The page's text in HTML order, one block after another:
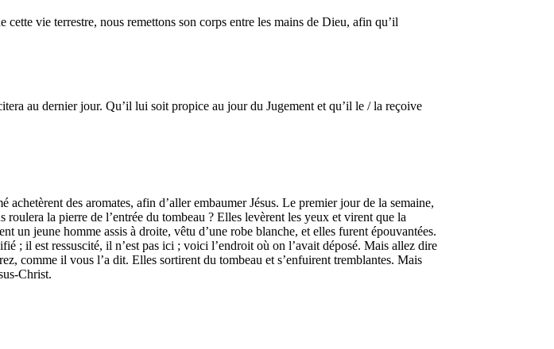
vie terrestre, nous remettons son corps entre les mains de Dieu, afin qu’il
au dernier jour. Qu’il lui soit propice au jour du Jugement et qu’il le / la reçoive
des aromates, afin d’aller embaumer Jésus. Le premier jour de la semaine,
la pierre de l’entrée du tombeau ? Elles levèrent les yeux et virent que la
un jeune homme assis à droite, vêtu d’une robe blanche, et elles furent épouvantées.
; il est ressuscité, il n’est pas ici ; voici l’endroit où on l’avait déposé. Mais allez dire
comme il vous l’a dit. Elles sortirent du tombeau et s’enfuirent tremblantes. Mais
Christ.